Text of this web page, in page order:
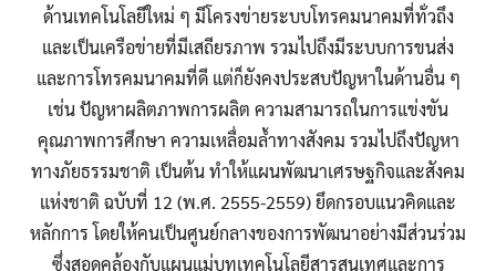
ด้านเทคโนโลยีใหม่ ๆ มีโครงข่ายระบบโทรคมนาคมที่ทั่วถึง
และเป็นเครือข่ายที่มีเสถียรภาพ รวมไปถึงมีระบบการขนส่ง
และการโทรคมนาคมที่ดี แต่ก็ยังคงประสบปัญหาในด้านอื่น ๆ
เช่น ปัญหาผลิตภาพการผลิต ความสามารถในการแข่งขัน
คุณภาพการศึกษา ความเหลื่อมล้ำทางสังคม รวมไปถึงปัญหา
ทางภัยธรรมชาติ เป็นต้น ทำให้แผนพัฒนาเศรษฐกิจและสังคม
แห่งชาติ ฉบับที่ 12 (พ.ศ. 2555-2559) ยึดกรอบแนวคิดและ
หลักการ โดยให้คนเป็นศูนย์กลางของการพัฒนาอย่างมีส่วนร่วม
ซึ่งสอดคล้องกับแผนแม่บทเทคโนโลยีสารสนเทศและการ